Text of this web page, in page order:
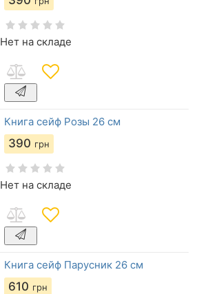
Нет на складе
Книга сейф Розы 26 см
390 грн
Нет на складе
Книга сейф Парусник 26 см
610 грн